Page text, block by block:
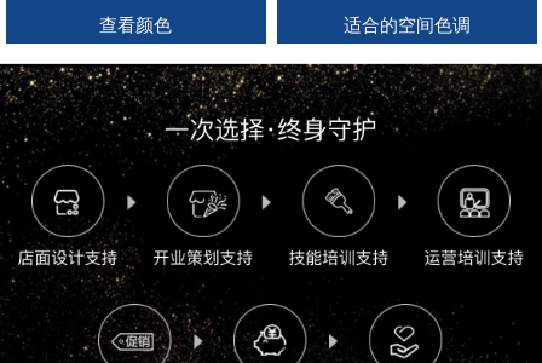
查看颜色 适合的空间色调